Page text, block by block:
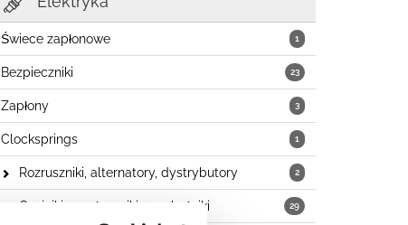
1
Świece zapłonowe
23
Bezpieczniki
3
Zapłony
1
Clocksprings
2
Rozruszniki, alternatory, dystrybutory
29
Czujniki, przełączniki, przekaźniki